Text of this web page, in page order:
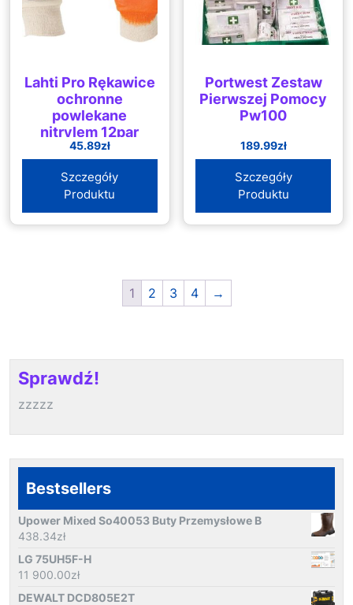
Lahti Pro Rękawice
ochronne
powlekane
nitrylem 12par
rozmiar 9, LahtiPro
– L220109W
45.89zł
Szczegóły
Produktu
Portwest Zestaw
Pierwszej Pomocy
Pw100
189.99zł
Szczegóły
Produktu
1 2 3 4 →
Sprawdź!
zzzzz
Bestsellers
Upower Mixed So40053 Buty Przemysłowe B
438.34zł
LG 75UH5F-H
11 900.00zł
DEWALT DCD805E2T